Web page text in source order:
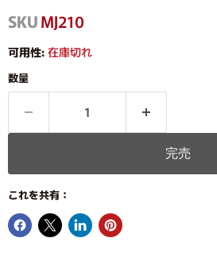
SKUMJ210
可用性: 在庫切れ
数量
完売
これを共有：